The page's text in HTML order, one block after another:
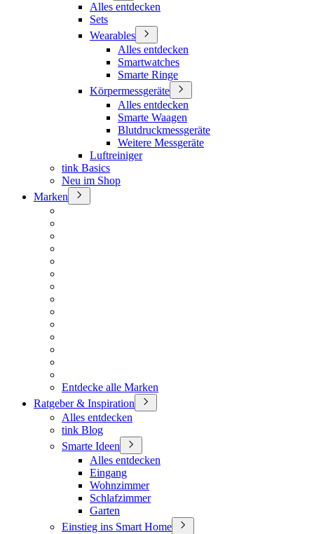
Alles entdecken
Sets
Wearables
Alles entdecken
Smartwatches
Smarte Ringe
Körpermessgeräte
Alles entdecken
Smarte Waagen
Blutdruckmessgeräte
Weitere Messgeräte
Luftreiniger
tink Basics
Neu im Shop
Marken
Entdecke alle Marken
Ratgeber & Inspiration
Alles entdecken
tink Blog
Smarte Ideen
Alles entdecken
Eingang
Wohnzimmer
Schlafzimmer
Garten
Einstieg ins Smart Home